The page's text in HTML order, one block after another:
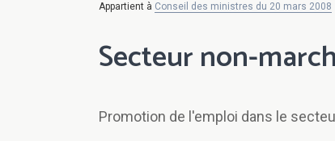
Appartient à Conseil des ministres du 20 mars 2008
Secteur non-
Promotion de l'emploi dans le